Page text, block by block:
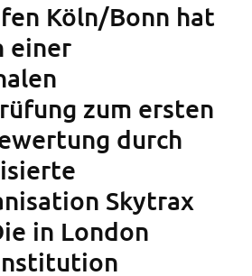
Köln/Bonn hat
einer
zum ersten
durch
Skytrax
in London